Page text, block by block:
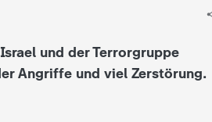
und der Terrorgruppe
Angriffe und viel Zerstörung.